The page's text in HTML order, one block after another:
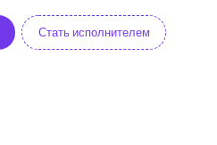
Стать исполнителем